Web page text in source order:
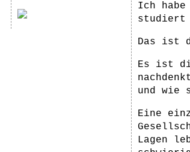
Ich
studiert
Das ist
Es ist
und wie
Eine
Lagen